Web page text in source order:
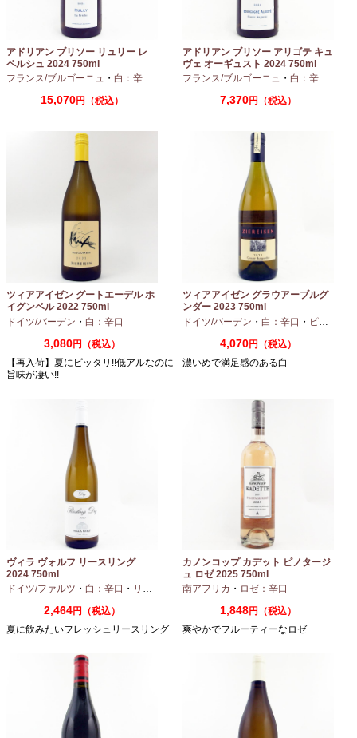
アドリアン ブリソー リュリー レ
ペルシュ 2024 750ml
フランス/ブルゴーニュ ・ 白：辛口 シャルドネ
15,070円（税込）
アドリアン ブリソー アリゴテ キュ
ヴェ オーギュスト 2024 750ml
フランス/ブルゴーニュ ・ 白：辛口
7,370円（税込）
ツィアアイゼン グートエーデル ホ
イグンベル 2022 750ml
ドイツ/バーデン ・ 白：辛口
3,080円（税込）
【再入荷】夏にピッタリ!!低アルなのに
旨味が凄い!!
ツィアアイゼン グラウアーブルグ
ンダー 2023 750ml
ドイツ/バーデン ・ 白：辛口 ・ ピノグリ
4,070円（税込）
濃いめで満足感のある白
ヴィラ ヴォルフ リースリング
2024 750ml
ドイツ/ファルツ ・ 白：辛口 ・ リースリング
2,464円（税込）
夏に飲みたいフレッシュリースリング
カノンコップ カデット ピノタージ
ュ ロゼ 2025 750ml
南アフリカ ・ ロゼ：辛口
1,848円（税込）
爽やかでフルーティーなロゼ